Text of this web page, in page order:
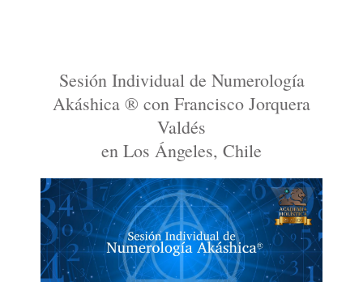
Sesión Individual de Numerología
Akáshica ® con Francisco Jorquera
Valdés
en Los Ángeles, Chile